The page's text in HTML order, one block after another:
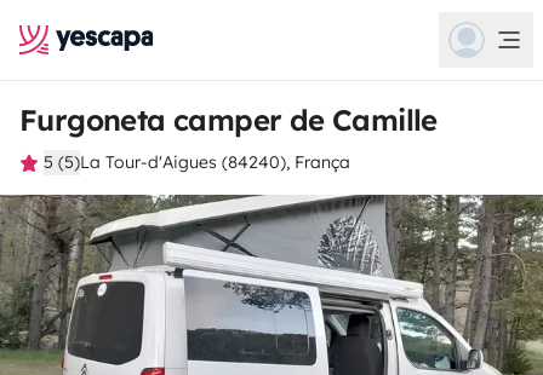
Furgoneta camper de Camille
5 (5)La Tour-d'Aigues (84240), França